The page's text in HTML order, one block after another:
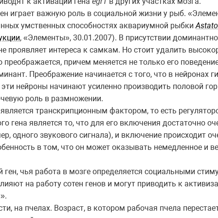
играет важную роль в социальной жизни у рыб.
умственных способностях аквариумной рыбки
, «Элементы», 30.01.2007). В присутствии
проявляет интереса к самкам. Но стоит удалить
причем меняется не только его
Преображение начинается с того, что в нейронах
эти нейроны начинают усиленно производить половой
роль в размножении.
транскрипционным фактором, то есть
гена является то, что для его включения достаточно
одного звукового сигнала), и включение происходит
в том, что он может оказывать немедленное и
ген, чья работа в мозге определяется социальными
на работу сотен генов и могут приводить к
на пчелах. Возраст, в котором рабочая пчела